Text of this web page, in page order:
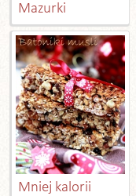
Mazurki
Mniej kalorii